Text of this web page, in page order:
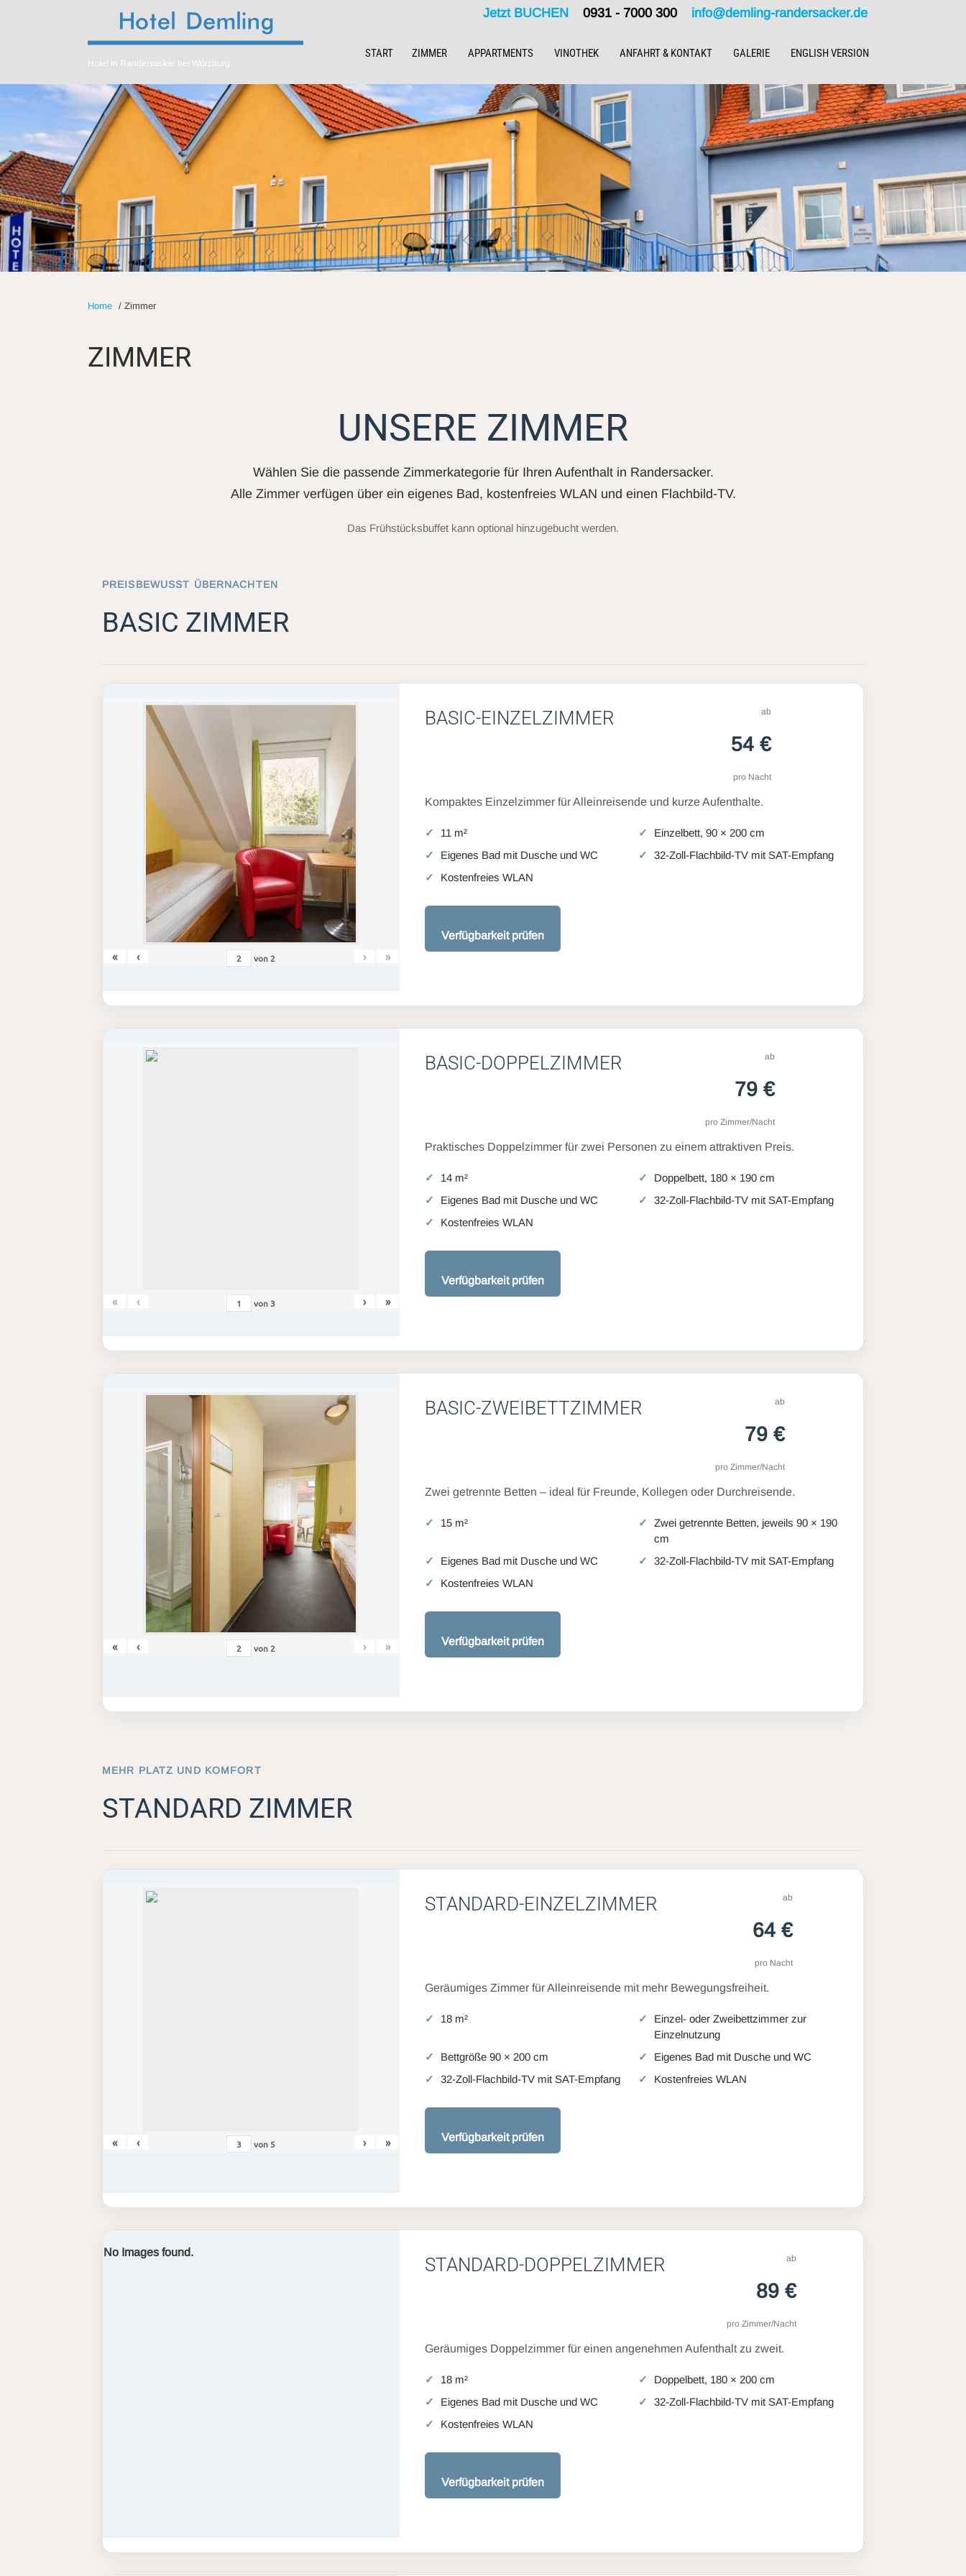
Hotel in Randersacker bei Würzburg
Jetzt BUCHEN0931 - 7000 300 info@demling-randersacker.de
START ZIMMER APPARTMENTS VINOTHEK ANFAHRT & KONTAKT GALERIE ENGLISH VERSION
Home / Zimmer
ZIMMER
UNSERE ZIMMER
Wählen Sie die passende Zimmerkategorie für Ihren Aufenthalt in Randersacker.
Alle Zimmer verfügen über ein eigenes Bad, kostenfreies WLAN und einen Flachbild-TV.
Das Frühstücksbuffet kann optional hinzugebucht werden.
PREISBEWUSST ÜBERNACHTEN
BASIC ZIMMER
« ‹ von 2 › »
BASIC-EINZELZIMMER ab
54 €
pro Nacht
Kompaktes Einzelzimmer für Alleinreisende und kurze Aufenthalte.
11 m²
Einzelbett, 90 × 200 cm
Eigenes Bad mit Dusche und WC
32-Zoll-Flachbild-TV mit SAT-Empfang
Kostenfreies WLAN
Verfügbarkeit prüfen
« ‹ von3 › »
BASIC-DOPPELZIMMER ab
79 €
pro Zimmer/Nacht
Praktisches Doppelzimmer für zwei Personen zu einem attraktiven Preis.
14 m²
Doppelbett, 180 × 190 cm
Eigenes Bad mit Dusche und WC
32-Zoll-Flachbild-TV mit SAT-Empfang
Kostenfreies WLAN
Verfügbarkeit prüfen
« ‹ von 2 › »
BASIC-ZWEIBETTZIMMER ab
79 €
pro Zimmer/Nacht
Zwei getrennte Betten – ideal für Freunde, Kollegen oder Durchreisende.
15 m²
Zwei getrennte Betten, jeweils 90 × 190
cm
Eigenes Bad mit Dusche und WC
32-Zoll-Flachbild-TV mit SAT-Empfang
Kostenfreies WLAN
Verfügbarkeit prüfen
MEHR PLATZ UND KOMFORT
STANDARD ZIMMER
« ‹ von 5 › »
STANDARD-EINZELZIMMER ab
64 €
pro Nacht
Geräumiges Zimmer für Alleinreisende mit mehr Bewegungsfreiheit.
18 m²
Einzel- oder Zweibettzimmer zur
Einzelnutzung
Bettgröße 90 × 200 cm
Eigenes Bad mit Dusche und WC
32-Zoll-Flachbild-TV mit SAT-Empfang
Kostenfreies WLAN
Verfügbarkeit prüfen
No Images found.
STANDARD-DOPPELZIMMER ab
89 €
pro Zimmer/Nacht
Geräumiges Doppelzimmer für einen angenehmen Aufenthalt zu zweit.
18 m²
Doppelbett, 180 × 200 cm
Eigenes Bad mit Dusche und WC
32-Zoll-Flachbild-TV mit SAT-Empfang
Kostenfreies WLAN
Verfügbarkeit prüfen